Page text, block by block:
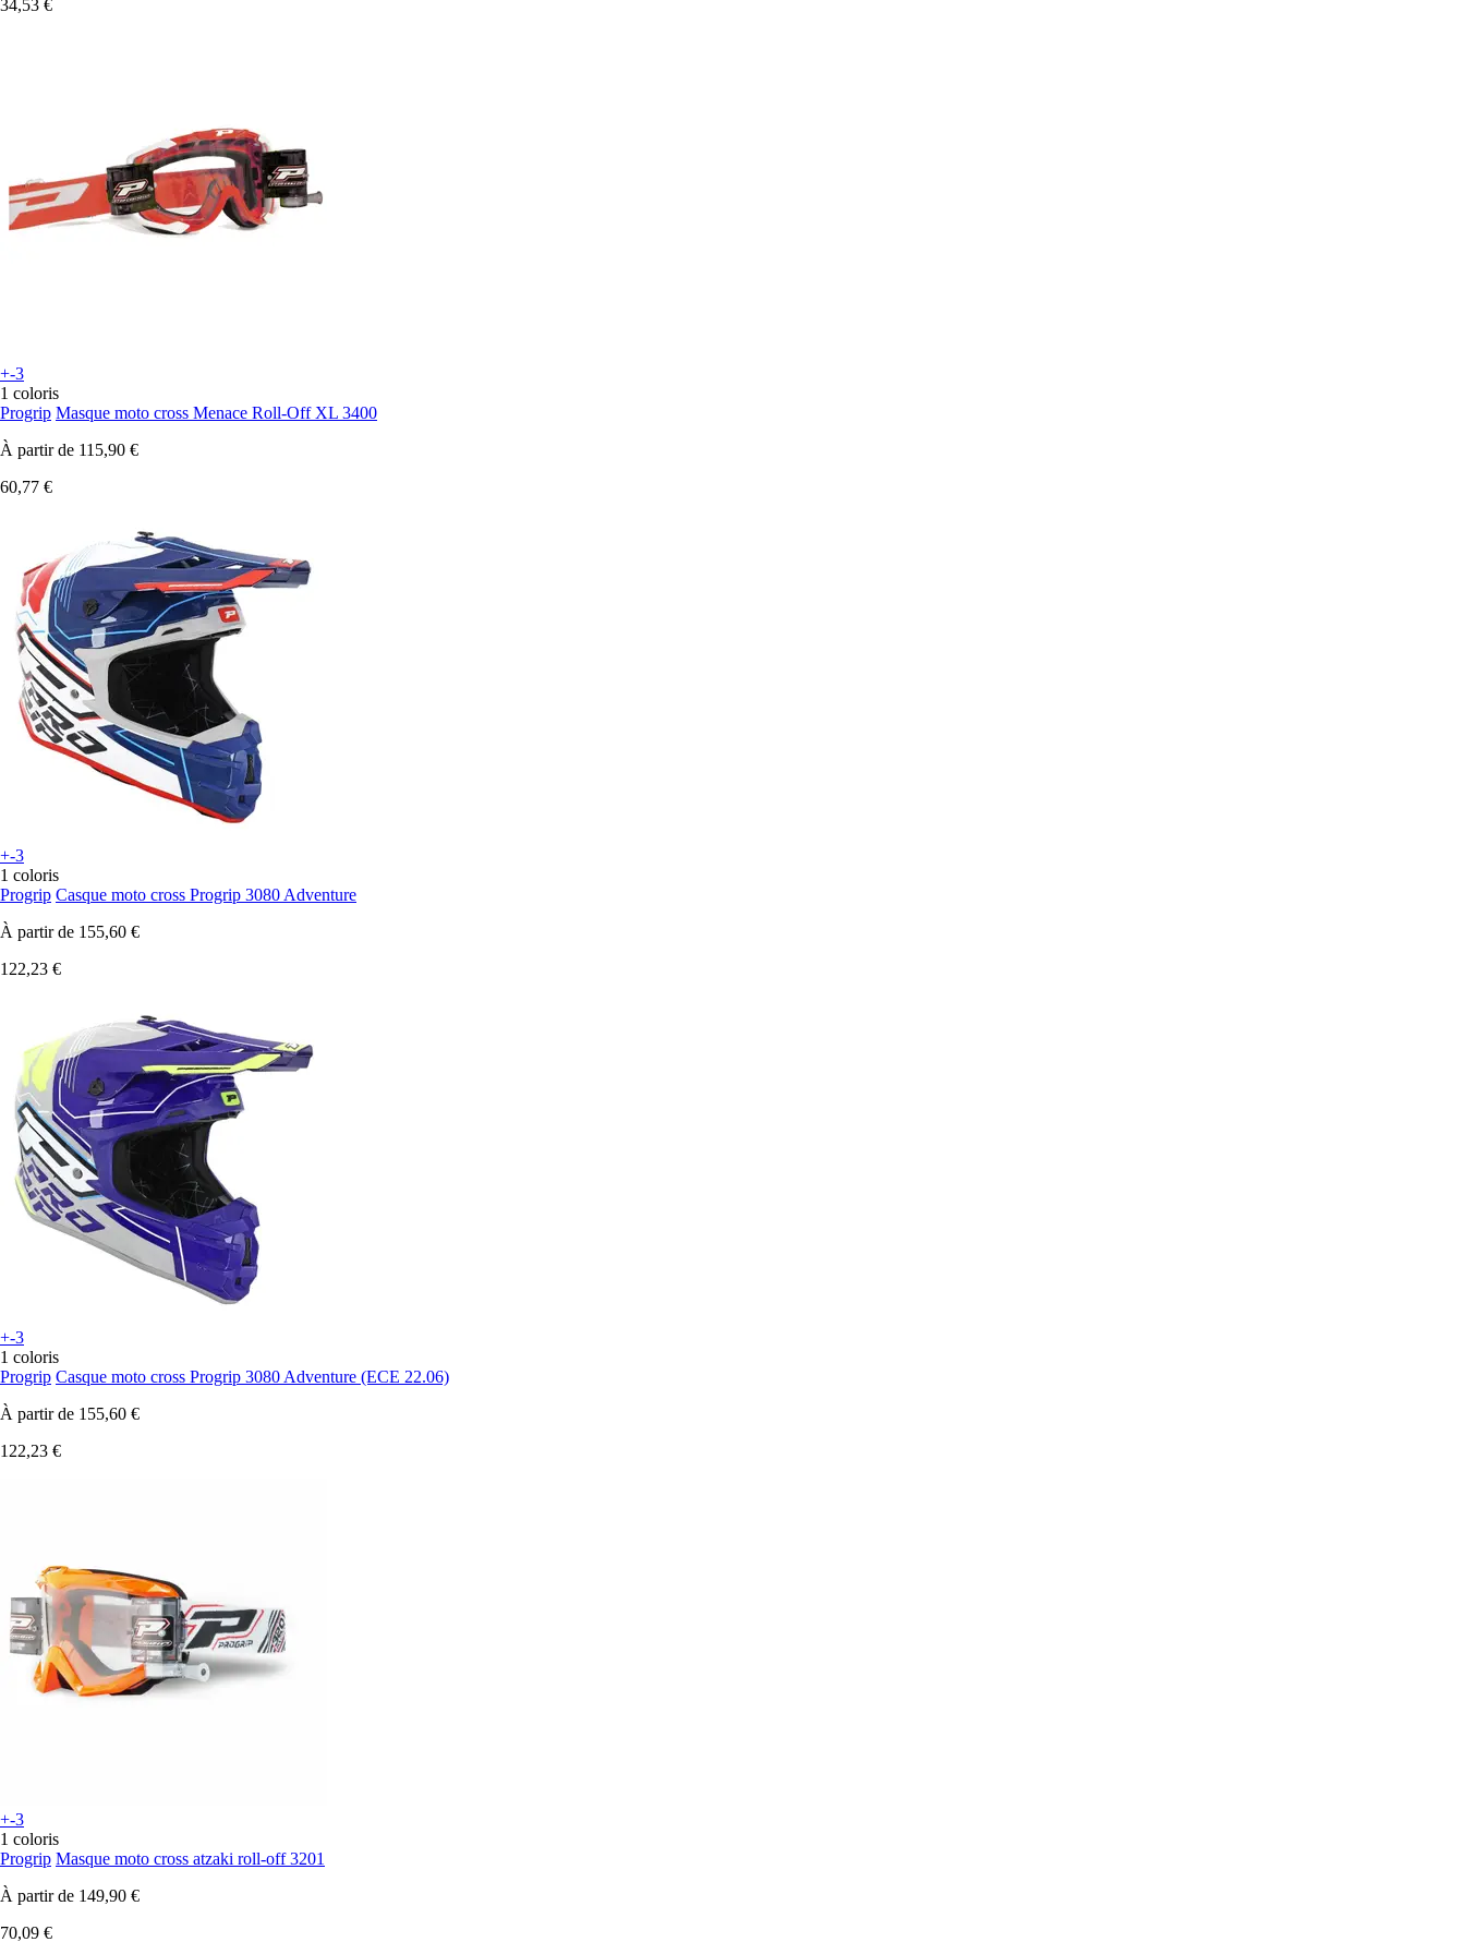
34,53 €
+-3
1 coloris
Progrip Masque moto cross Menace Roll-Off XL 3400
À partir de 115,90 €
60,77 €
+-3
1 coloris
Progrip Casque moto cross Progrip 3080 Adventure
À partir de 155,60 €
122,23 €
+-3
1 coloris
Progrip Casque moto cross Progrip 3080 Adventure (ECE 22.06)
À partir de 155,60 €
122,23 €
+-3
1 coloris
Progrip Masque moto cross atzaki roll-off 3201
À partir de 149,90 €
70,09 €